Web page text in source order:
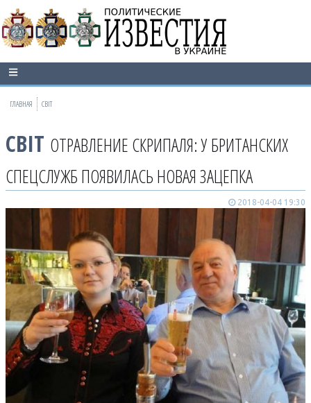
ГЛАВНАЯ СВІТ
СВІТ ОТРАВЛЕНИЕ СКРИПАЛЯ: У БРИТАНСКИХ
СПЕЦСЛУЖБ ПОЯВИЛАСЬ НОВАЯ ЗАЦЕПКА
2018-04-04 19:30